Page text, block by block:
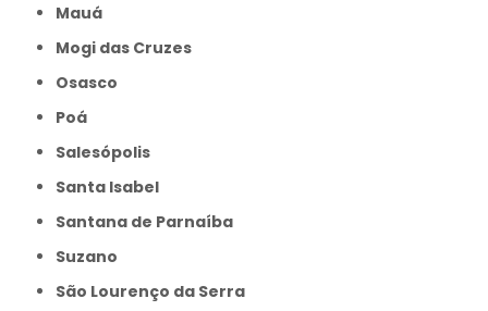
Mauá
Mogi das Cruzes
Osasco
Poá
Salesópolis
Santa Isabel
Santana de Parnaíba
Suzano
São Lourenço da Serra